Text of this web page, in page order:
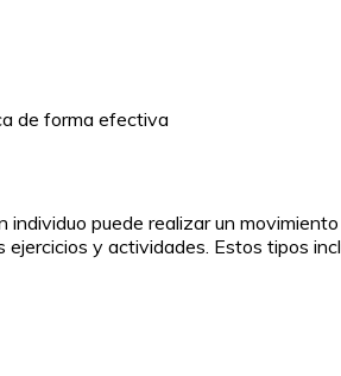
de forma efectiva
puede realizar un
y actividades. Estos tipos